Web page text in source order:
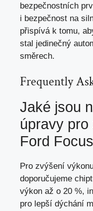
bezpečnostních
i bezpečnost na
přispívá k tomu,
stal jedinečný
směrech.
Frequently
Jaké jsou
úpravy
Ford
Pro zvýšení
doporučujeme
výkon až o 20 %,
pro lepší dýchání